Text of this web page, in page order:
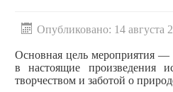
Опубликовано: 14 августа
Основная цель мероприятия —
в настоящие произведения
творчеством и заботой о